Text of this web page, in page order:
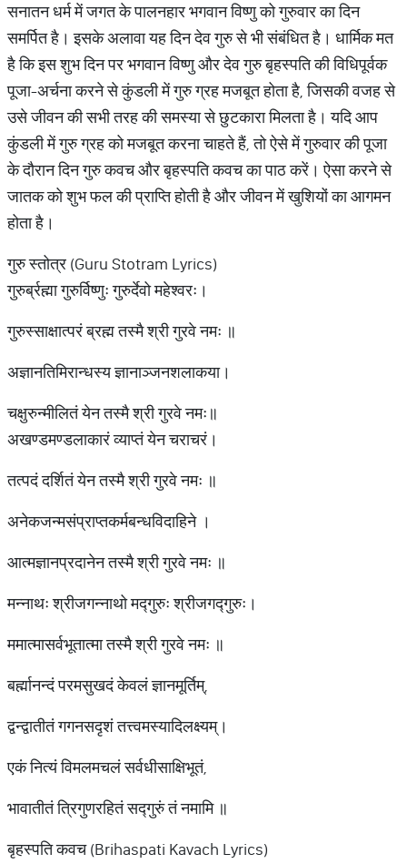
सनातन धर्म में जगत के पालनहार भगवान विष्णु को गुरुवार का दिन
समर्पित है। इसके अलावा यह दिन देव गुरु से भी संबंधित है। धार्मिक मत
है कि इस शुभ दिन पर भगवान विष्णु और देव गुरु बृहस्पति की विधिपूर्वक
पूजा-अर्चना करने से कुंडली में गुरु ग्रह मजबूत होता है, जिसकी वजह से
उसे जीवन की सभी तरह की समस्या से छुटकारा मिलता है। यदि आप
कुंडली में गुरु ग्रह को मजबूत करना चाहते हैं, तो ऐसे में गुरुवार की पूजा
के दौरान दिन गुरु कवच और बृहस्पति कवच का पाठ करें। ऐसा करने से
जातक को शुभ फल की प्राप्ति होती है और जीवन में खुशियों का आगमन
होता है।
गुरु स्तोत्र (Guru Stotram Lyrics)
गुरुर्ब्रह्मा गुरुर्विष्णुः गुरुर्देवो महेश्वरः।
गुरुस्साक्षात्परं ब्रह्म तस्मै श्री गुरवे नमः ॥
अज्ञानतिमिरान्धस्य ज्ञानाञ्जनशलाकया।
चक्षुरुन्मीलितं येन तस्मै श्री गुरवे नमः॥
अखण्डमण्डलाकारं व्याप्तं येन चराचरं।
तत्पदं दर्शितं येन तस्मै श्री गुरवे नमः ॥
अनेकजन्मसंप्राप्तकर्मबन्धविदाहिने ।
आत्मज्ञानप्रदानेन तस्मै श्री गुरवे नमः ॥
मन्नाथः श्रीजगन्नाथो मद्गुरुः श्रीजगद्गुरुः।
ममात्मासर्वभूतात्मा तस्मै श्री गुरवे नमः ॥
बर्ह्मानन्दं परमसुखदं केवलं ज्ञानमूर्तिम्,
द्वन्द्वातीतं गगनसदृशं तत्त्वमस्यादिलक्ष्यम्।
एकं नित्यं विमलमचलं सर्वधीसाक्षिभूतं,
भावातीतं त्रिगुणरहितं सद्गुरुं तं नमामि ॥
बृहस्पति कवच (Brihaspati Kavach Lyrics)